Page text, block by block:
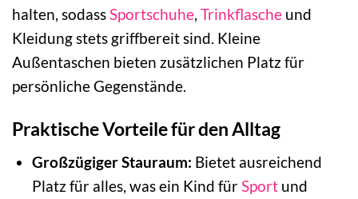
halten, sodass Sportschuhe Trinkflasche und
Kleidung stets griffbereit sind. Kleine
Außentaschen bieten zusätzlichen Platz für
persönliche Gegenstände.
Praktische Vorteile für den Alltag
Großzügiger Stauraum: Bietet ausreichend
Platz für alles, was ein Kind fürSportund